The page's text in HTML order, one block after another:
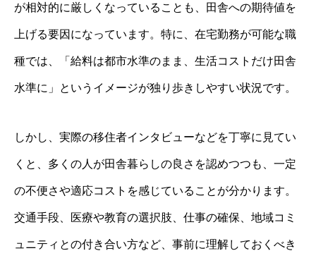
が相対的に厳しくなっていることも、田舎への期待値を
上げる要因になっています。特に、在宅勤務が可能な職
種では、「給料は都市水準のまま、生活コストだけ田舎
水準に」というイメージが独り歩きしやすい状況です。
しかし、実際の移住者インタビューなどを丁寧に見てい
くと、多くの人が田舎暮らしの良さを認めつつも、一定
の不便さや適応コストを感じていることが分かります。
交通手段、医療や教育の選択肢、仕事の確保、地域コミ
ュニティとの付き合い方など、事前に理解しておくべき